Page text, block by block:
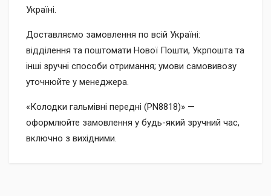
Україні.
Доставляємо замовлення по всій Україні:
відділення та поштомати Нової Пошти, Укрпошта та
інші зручні способи отримання; умови самовивозу
уточнюйте у менеджера.
«Колодки гальмівні передні (PN8818)» —
оформлюйте замовлення у будь-який зручний час,
включно з вихідними.